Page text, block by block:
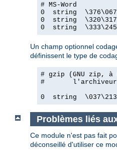
# MS-Word
0  string
0  string
0  string
Un champ optionnel
définissent le type de
# gzip (GNU zip, à
#       l'archiveur
0  string
Problèmes liés
Ce module n'est pas fait
déconseillé d'utiliser ce